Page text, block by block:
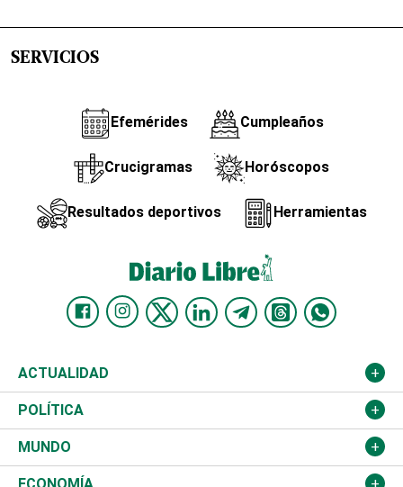
SERVICIOS
Efemérides Cumpleaños
Crucigramas Horóscopos
Resultados deportivos Herramientas
ACTUALIDAD
Nacional
Ciudad
Educación
POLÍTICA
Partidos
JCE
MUNDO